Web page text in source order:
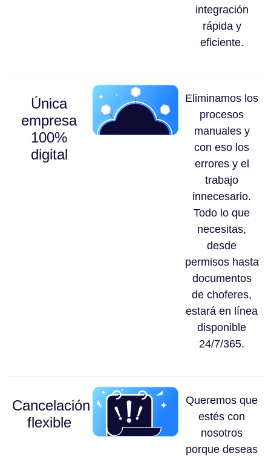
integración
rápida y
eficiente.
Única
empresa
100%
digital
Eliminamos los
procesos
manuales y
con eso los
errores y el
trabajo
innecesario.
Todo lo que
necesitas,
desde
permisos hasta
documentos
de choferes,
estará en línea
disponible
24/7/365.
Cancelación
flexible
Queremos que
estés con
nosotros
porque deseas